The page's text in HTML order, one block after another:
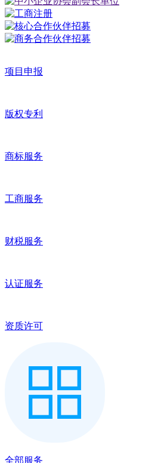
项目申报
版权专利
商标服务
工商服务
财税服务
认证服务
资质许可
全部服务